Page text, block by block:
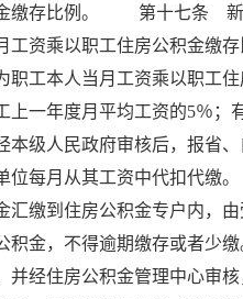
缴存比例。 第十七条 新
工资乘以职工住房公积金
职工本人当月工资乘以职
上一年度月平均工资的5％
本级人民政府审核后，报
位每月从其工资中代扣代
汇缴到住房公积金专户内
积金，不得逾期缴存或者
并经住房公积金管理中心审